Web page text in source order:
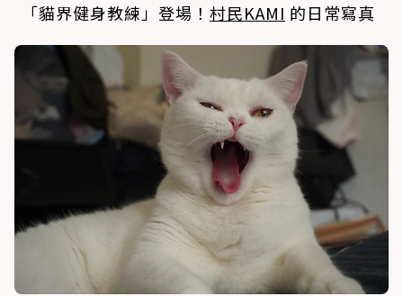
「貓界健身教練」登場！ 村民KAMI 的日常寫真